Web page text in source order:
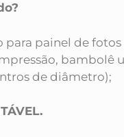
para painel de
bambolê
de diâmetro);